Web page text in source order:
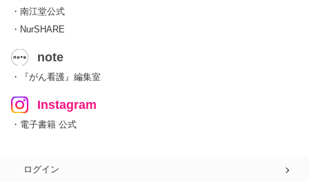
・南江堂公式
・NurSHARE
note
・『がん看護』編集室
Instagram
・電子書籍 公式
ログイン